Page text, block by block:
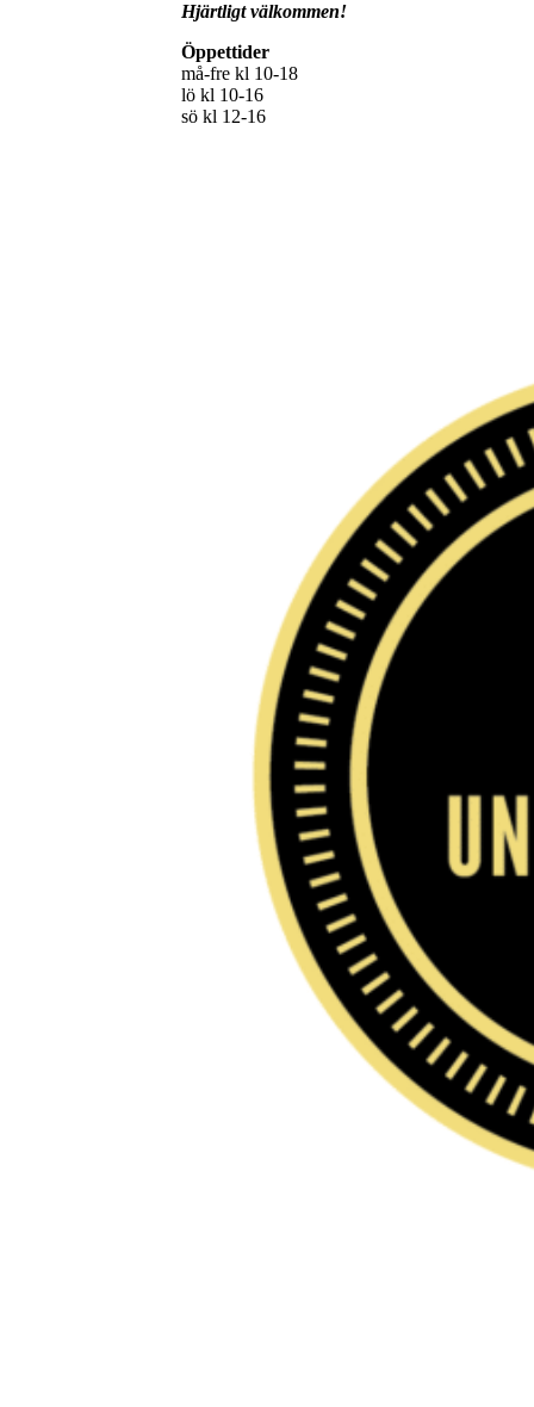
Hjärtligt välkommen!
Öppettider
må-fre kl 10-18
lö kl 10-16
sö kl 12-16